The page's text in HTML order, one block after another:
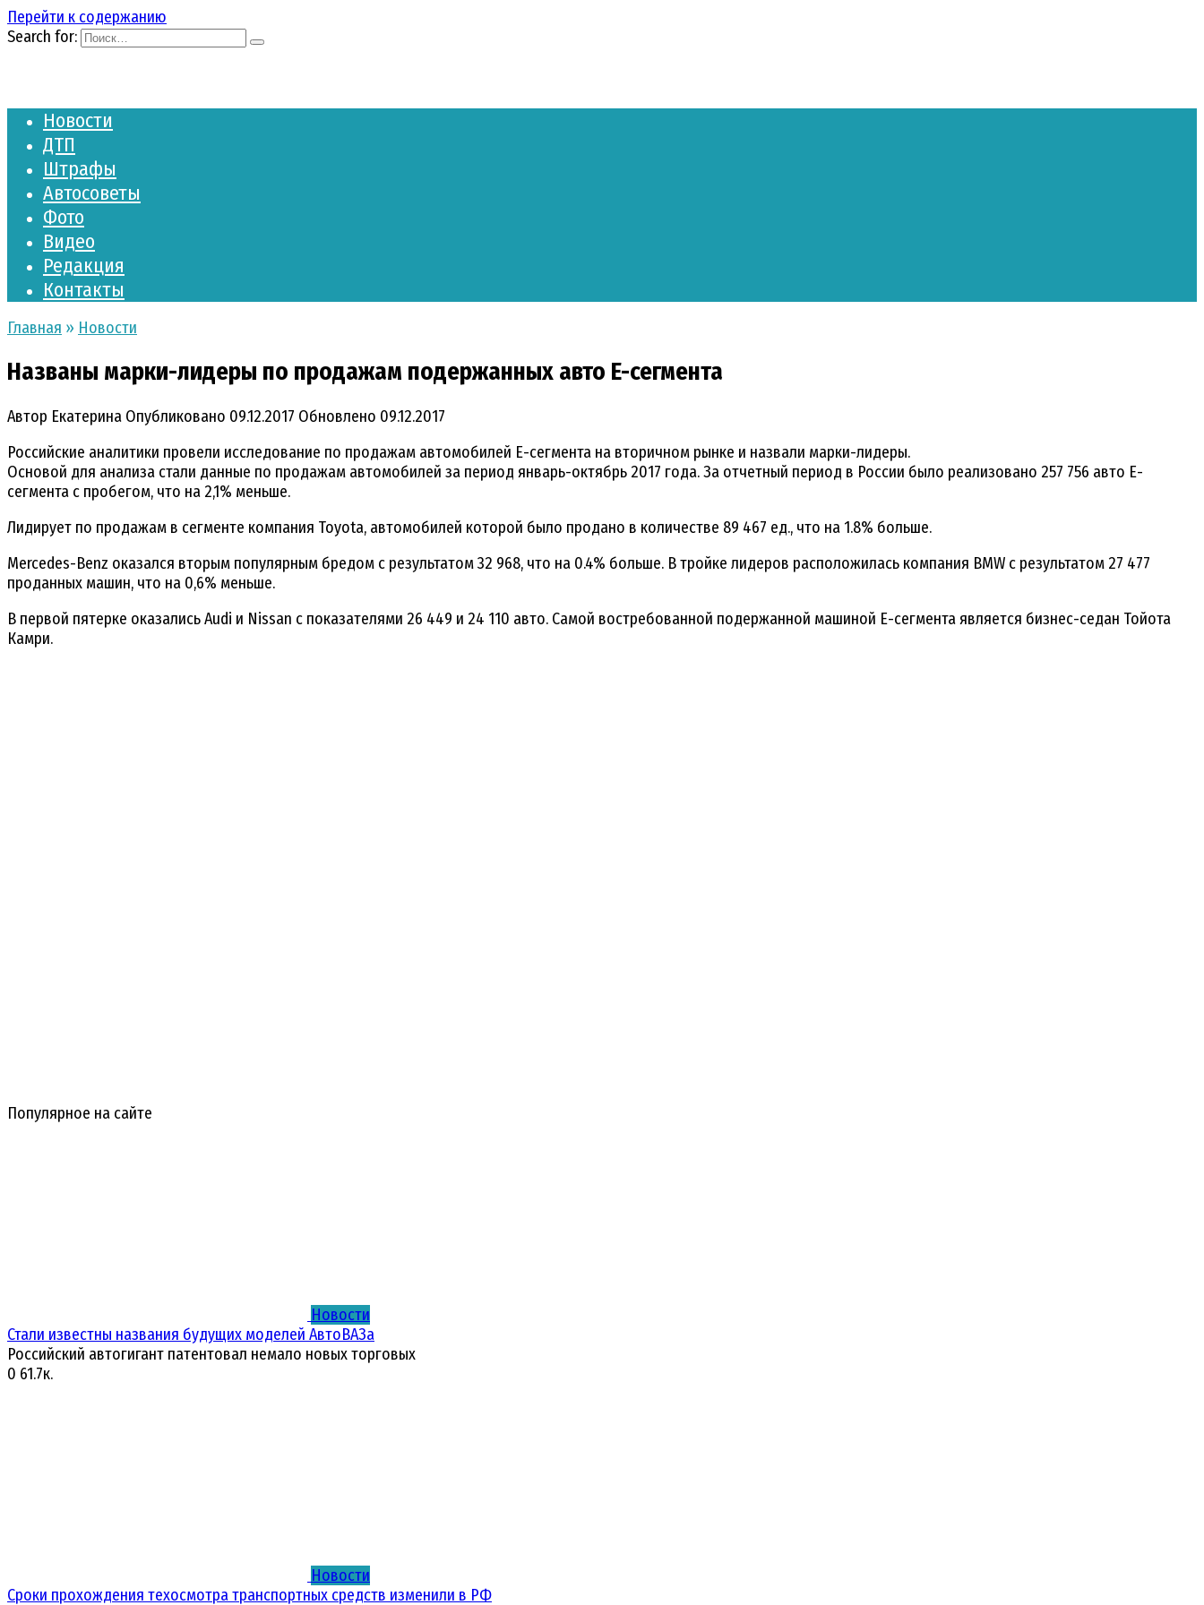
Перейти к содержанию
Search for:
Новости
ДТП
Штрафы
Автосоветы
Фото
Видео
Редакция
Контакты
Главная » Новости
Названы марки-лидеры по продажам подержанных авто E-сегмента
Автор Екатерина Опубликовано 09.12.2017 Обновлено 09.12.2017
Российские аналитики провели исследование по продажам автомобилей Е-сегмента на вторичном рынке и назвали марки-лидеры.
Основой для анализа стали данные по продажам автомобилей за период январь-октябрь 2017 года. За отчетный период в России было реализовано 257 756 авто E-
сегмента с пробегом, что на 2,1% меньше.
Лидирует по продажам в сегменте компания Toyota, автомобилей которой было продано в количестве 89 467 ед., что на 1.8% больше.
Mercedes-Benz оказался вторым популярным бредом с результатом 32 968, что на 0.4% больше. В тройке лидеров расположилась компания BMW с результатом 27 477
проданных машин, что на 0,6% меньше.
В первой пятерке оказались Audi и Nissan с показателями 26 449 и 24 110 авто. Самой востребованной подержанной машиной Е-сегмента является бизнес-седан Тойота
Камри.
Популярное на сайте
Новости
Стали известны названия будущих моделей АвтоВАЗа
Российский автогигант патентовал немало новых торговых
0 61.7к.
Новости
Сроки прохождения техосмотра транспортных средств изменили в РФ